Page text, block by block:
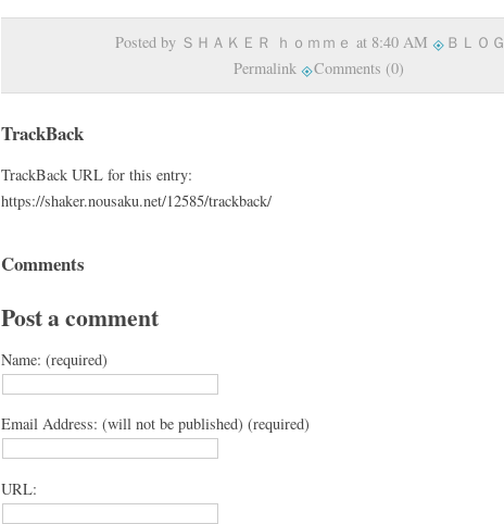
Posted by ＳＨＡＫＥＲ ｈｏｍｍｅ at 8:40 AM
ＢＬＯＧ
Permalink
Comments (0)
TrackBack
TrackBack URL for this entry:
https://shaker.nousaku.net/12585/trackback/
Comments
Post a comment
Name: (required)
Email Address: (will not be published) (required)
URL: